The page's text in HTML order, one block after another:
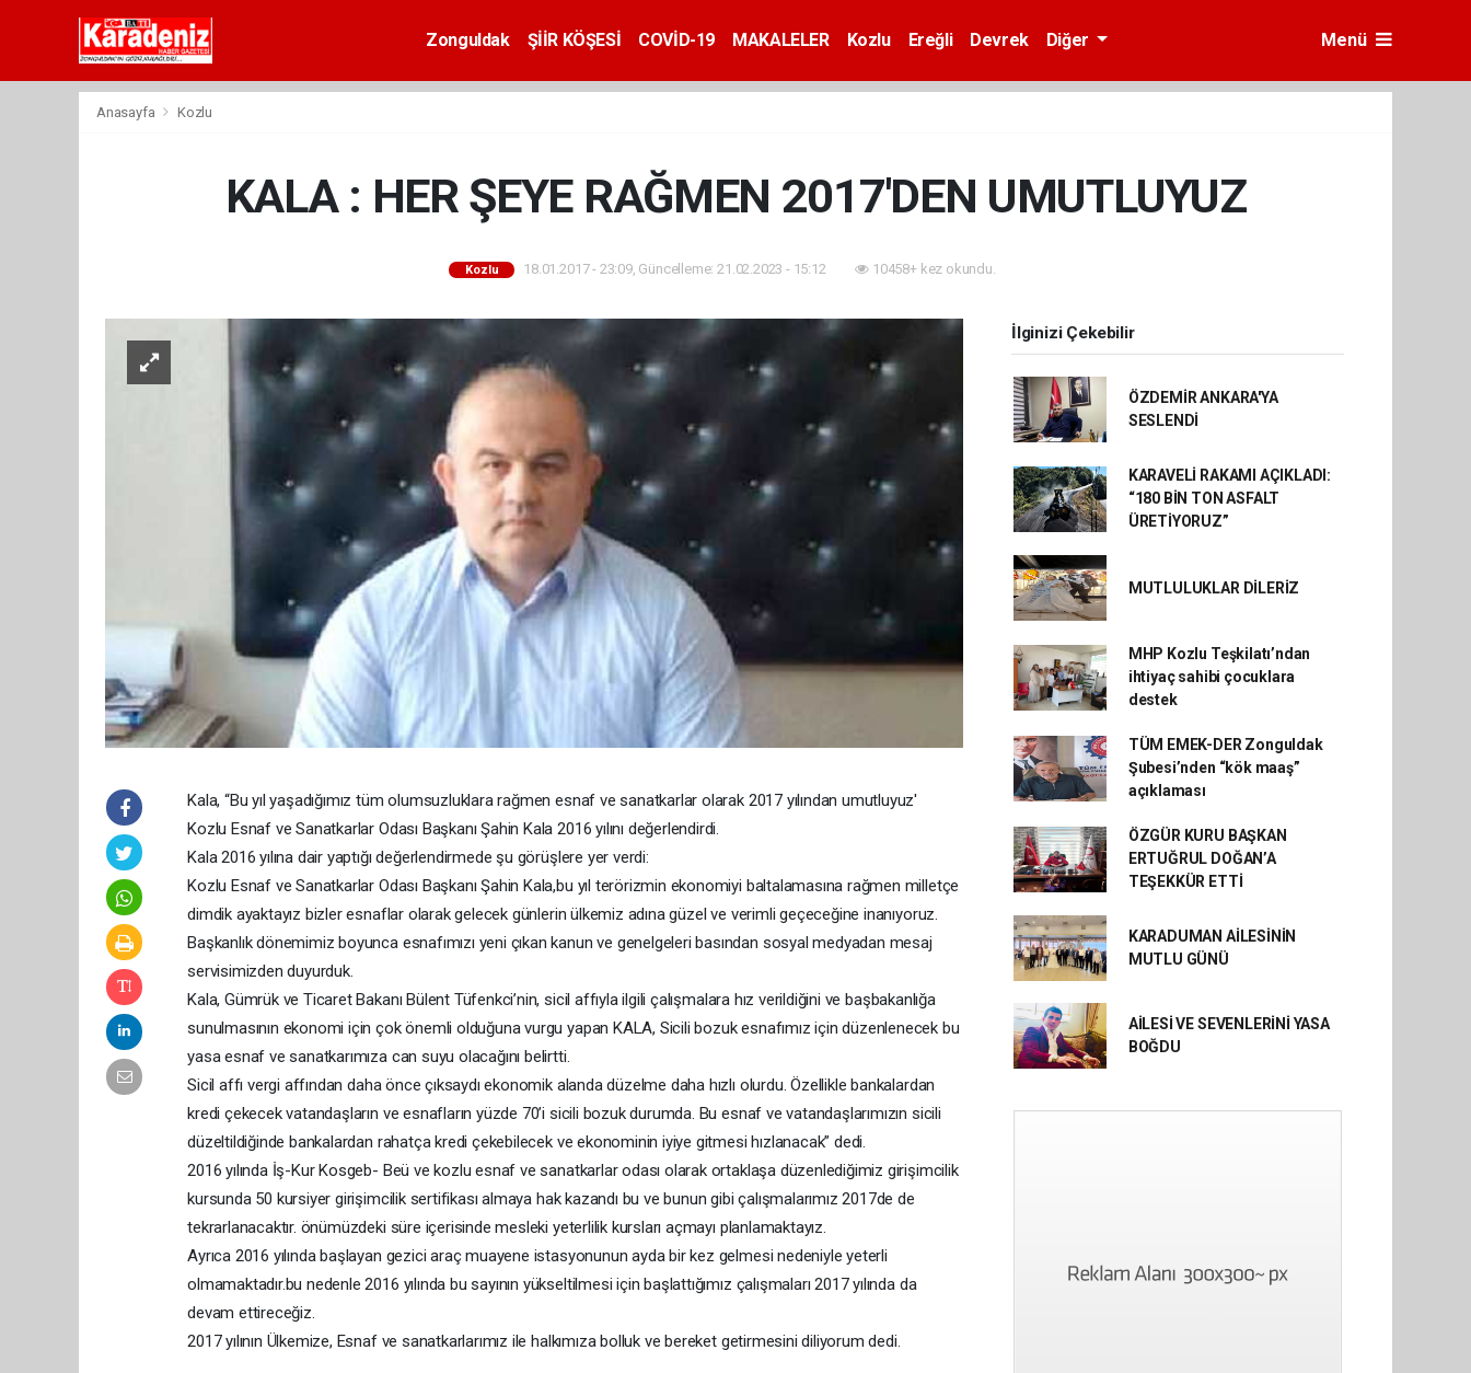
Zonguldak ŞİİR KÖŞESİ COVİD-19 MAKALELER Kozlu Ereğli Devrek Diğer Menü
Anasayfa Kozlu
KALA : HER ŞEYE RAĞMEN 2017'DEN UMUTLUYUZ
Kozlu 18.01.2017 - 23:09, Güncelleme: 21.02.2023 - 15:12 10458+ kez okundu.
Kala, “Bu yıl yaşadığımız tüm olumsuzluklara rağmen esnaf ve sanatkarlar olarak 2017 yılından umutluyuz'
Kozlu Esnaf ve Sanatkarlar Odası Başkanı Şahin Kala 2016 yılını değerlendirdi.
Kala 2016 yılına dair yaptığı değerlendirmede şu görüşlere yer verdi:
Kozlu Esnaf ve Sanatkarlar Odası Başkanı Şahin Kala,bu yıl terörizmin ekonomiyi baltalamasına rağmen milletçe
dimdik ayaktayız bizler esnaflar olarak gelecek günlerin ülkemiz adına güzel ve verimli geçeceğine inanıyoruz.
Başkanlık dönemimiz boyunca esnafımızı yeni çıkan kanun ve genelgeleri basından sosyal medyadan mesaj
servisimizden duyurduk.
Kala, Gümrük ve Ticaret Bakanı Bülent Tüfenkci’nin, sicil affıyla ilgili çalışmalara hız verildiğini ve başbakanlığa
sunulmasının ekonomi için çok önemli olduğuna vurgu yapan KALA, Sicili bozuk esnafımız için düzenlenecek bu
yasa esnaf ve sanatkarımıza can suyu olacağını belirtti.
Sicil affı vergi affından daha önce çıksaydı ekonomik alanda düzelme daha hızlı olurdu. Özellikle bankalardan
kredi çekecek vatandaşların ve esnafların yüzde 70’i sicili bozuk durumda. Bu esnaf ve vatandaşlarımızın sicili
düzeltildiğinde bankalardan rahatça kredi çekebilecek ve ekonominin iyiye gitmesi hızlanacak” dedi.
2016 yılında İş-Kur Kosgeb- Beü ve kozlu esnaf ve sanatkarlar odası olarak ortaklaşa düzenlediğimiz girişimcilik
kursunda 50 kursiyer girişimcilik sertifikası almaya hak kazandı bu ve bunun gibi çalışmalarımız 2017de de
tekrarlanacaktır. önümüzdeki süre içerisinde mesleki yeterlilik kursları açmayı planlamaktayız.
Ayrıca 2016 yılında başlayan gezici araç muayene istasyonunun ayda bir kez gelmesi nedeniyle yeterli
olmamaktadır.bu nedenle 2016 yılında bu sayının yükseltilmesi için başlattığımız çalışmaları 2017 yılında da
devam ettireceğiz.
2017 yılının Ülkemize, Esnaf ve sanatkarlarımız ile halkımıza bolluk ve bereket getirmesini diliyorum dedi.
İlginizi Çekebilir
ÖZDEMİR ANKARA'YA
SESLENDİ
KARAVELİ RAKAMI AÇIKLADI:
“180 BİN TON ASFALT
ÜRETİYORUZ”
MUTLULUKLAR DİLERİZ
MHP Kozlu Teşkilatı’ndan
ihtiyaç sahibi çocuklara
destek
TÜM EMEK-DER Zonguldak
Şubesi’nden “kök maaş”
açıklaması
ÖZGÜR KURU BAŞKAN
ERTUĞRUL DOĞAN’A
TEŞEKKÜR ETTİ
KARADUMAN AİLESİNİN
MUTLU GÜNÜ
AİLESİ VE SEVENLERİNİ YASA
BOĞDU